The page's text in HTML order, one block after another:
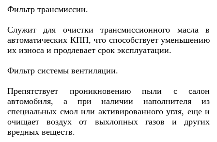
Фильтр трансмиссии.
Служит для очистки трансмиссионного масла в
автоматических КПП, что способствует уменьшению
их износа и продлевает срок эксплуатации.
Фильтр системы вентиляции.
Препятствует проникновению пыли с салон
автомобиля, а при наличии наполнителя из
специальных смол или активированного угля, еще и
очищает воздух от выхлопных газов и других
вредных веществ.